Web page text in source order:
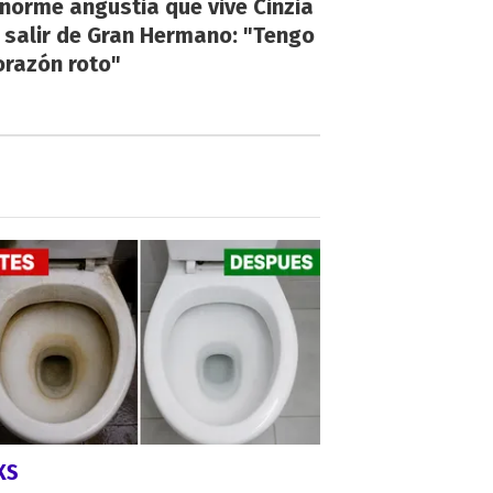
angustia que vive Cinzia
de Gran Hermano: "Tengo
roto"